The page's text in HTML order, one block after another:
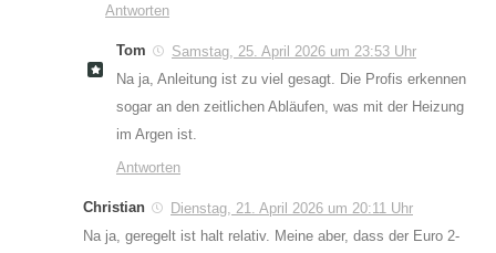
Antworten
Tom
Samstag, 25. April 2026 um 23:53 Uhr
Na ja, Anleitung ist zu viel gesagt. Die Profis erkennen
sogar an den zeitlichen Abläufen, was mit der Heizung
im Argen ist.
Antworten
Christian
Dienstag, 21. April 2026 um 20:11 Uhr
Na ja, geregelt ist halt relativ. Meine aber, dass der Euro 2-